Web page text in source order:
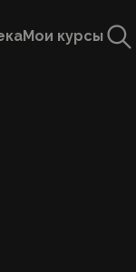
Мои курсы